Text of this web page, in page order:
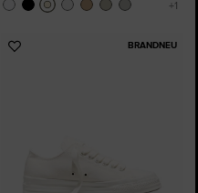
BRANDNEU
Zu